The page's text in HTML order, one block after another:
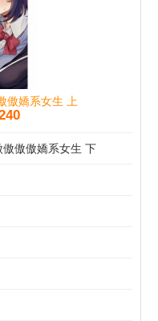
傲嬌系女生 上
傲傲嬌系女生 下